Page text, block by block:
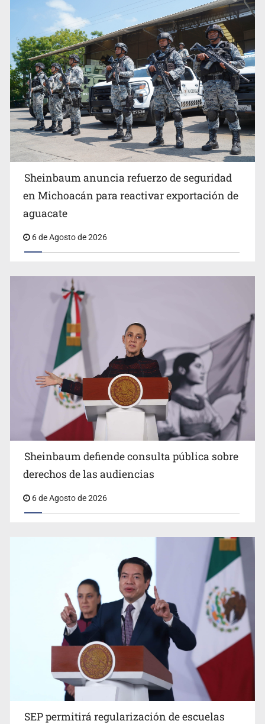
Anuncian comité ciudadano para exigir la liberación de
Ernesto Ruffo
Impulsan jornada informativa sobre epilepsia en Six
Sheinbaum anuncia refuerzo de seguridad en
Michoacán para reactivar exportación de aguacate
Sheinbaum anuncia refuerzo de seguridad
en Michoacán para reactivar exportación de
aguacate
6 de Agosto de 2026
Sheinbaum defiende consulta pública sobre
derechos de las audiencias
6 de Agosto de 2026
SEP permitirá regularización de escuelas